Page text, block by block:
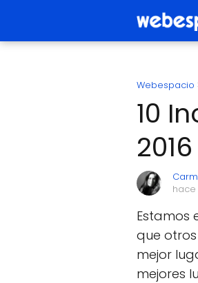
Webespacio
10
2016
hace
Estamos
que
mejor
mejores